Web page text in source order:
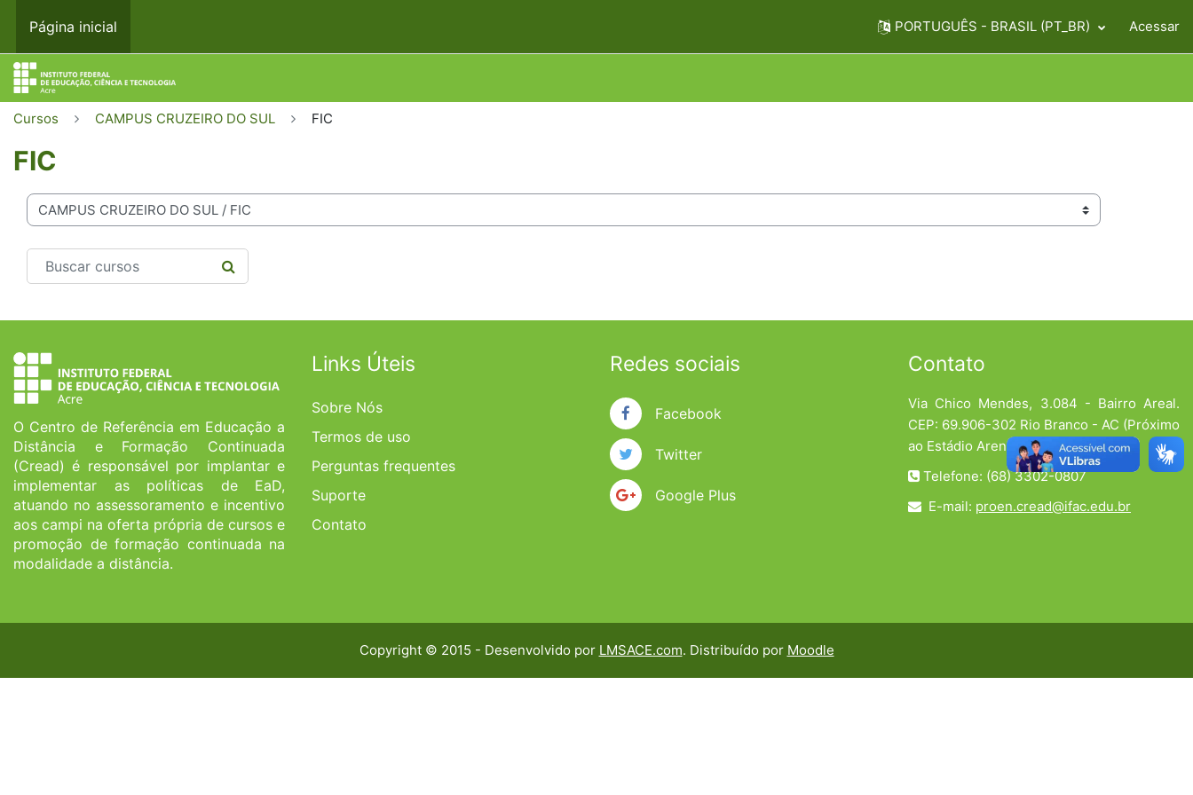
Página inicial PORTUGUÊS - BRASIL ‎(PT_BR)‎ Acessar
Cursos CAMPUS CRUZEIRO DO SUL FIC
FIC
de Cursos
Buscar cursos
BUSCAR CURSOS
O Centro de Referência em Educação a
Distância e Formação Continuada
(Cread) é responsável por implantar e
implementar as políticas de EaD,
atuando no assessoramento e incentivo
aos campi na oferta própria de cursos e
promoção de formação continuada na
modalidade a distância.
Links Úteis
Sobre Nós
Termos de uso
Perguntas frequentes
Suporte
Contato
Redes sociais
Facebook
Twitter
Google Plus
Contato
Via Chico Mendes, 3.084 - Bairro Areal.
CEP: 69.906-302 Rio Branco - AC (Próximo
ao Estádio Arena da Floresta)
Telefone: (68) 3302-0807
E-mail: proen.cread@ifac.edu.br
Copyright © 2015 - Desenvolvido por LMSACE.com. Distribuído por Moodle